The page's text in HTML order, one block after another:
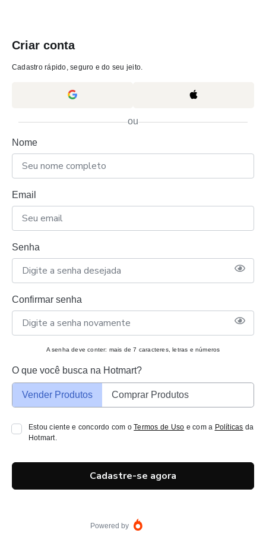
Criar conta
Cadastro rápido, seguro e do seu jeito.
ou
Nome
Email
Senha
Confirmar senha
A senha deve conter: mais de 7 caracteres, letras e números
O que você busca na Hotmart?
Vender Produtos Comprar Produtos
Estou ciente e concordo com oTermos de Uso e com a Políticas da
Hotmart.
Cadastre-se agora
Powered by